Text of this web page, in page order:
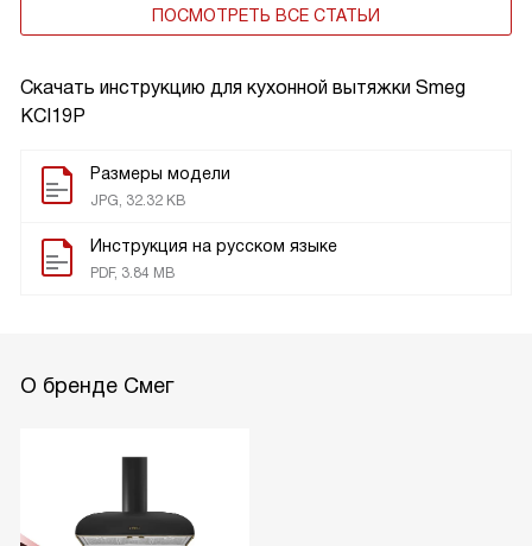
Скачать инструкцию для кухонной вытяжки Smeg
KCI19P
Размеры модели
JPG, 32.32 KB
Инструкция на русском языке
PDF, 3.84 MB
ПОСМОТРЕТЬ ВСЕ СТАТЬИ
О бренде Смег